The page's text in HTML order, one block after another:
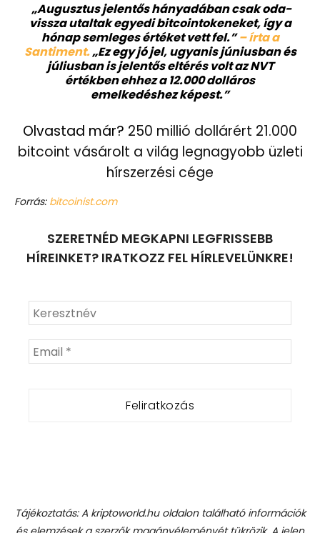
„Augusztus jelentős hányadában csak oda-
vissza utaltak egyedi bitcointokeneket, így a
hónap semleges értéket vett fel.” – írta a
Santiment.„Ez egy jó jel, ugyanis júniusban és
júliusban is jelentős eltérés volt az NVT
értékben ehhez a 12.000 dolláros
emelkedéshez képest.”
Olvastad már? 250 millió dollárért 21.000
bitcoint vásárolt a világ legnagyobb üzleti
hírszerzési cége
Forrás: bitcoinist.com
SZERETNÉD MEGKAPNI LEGFRISSEBB
HÍREINKET? IRATKOZZ FEL HÍRLEVELÜNKRE!
Tájékoztatás: A kriptoworld.hu oldalon található információk